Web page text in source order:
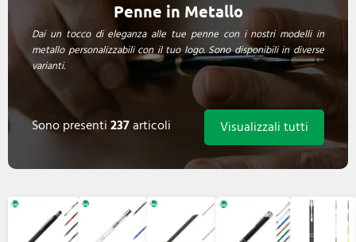
Penne in Metallo
Dai un tocco di eleganza alle tue penne con i nostri modelli in
metallo personalizzabili con il tuo logo. Sono disponibili in diverse
varianti.
Sono presenti237articoli Visualizzali tutti